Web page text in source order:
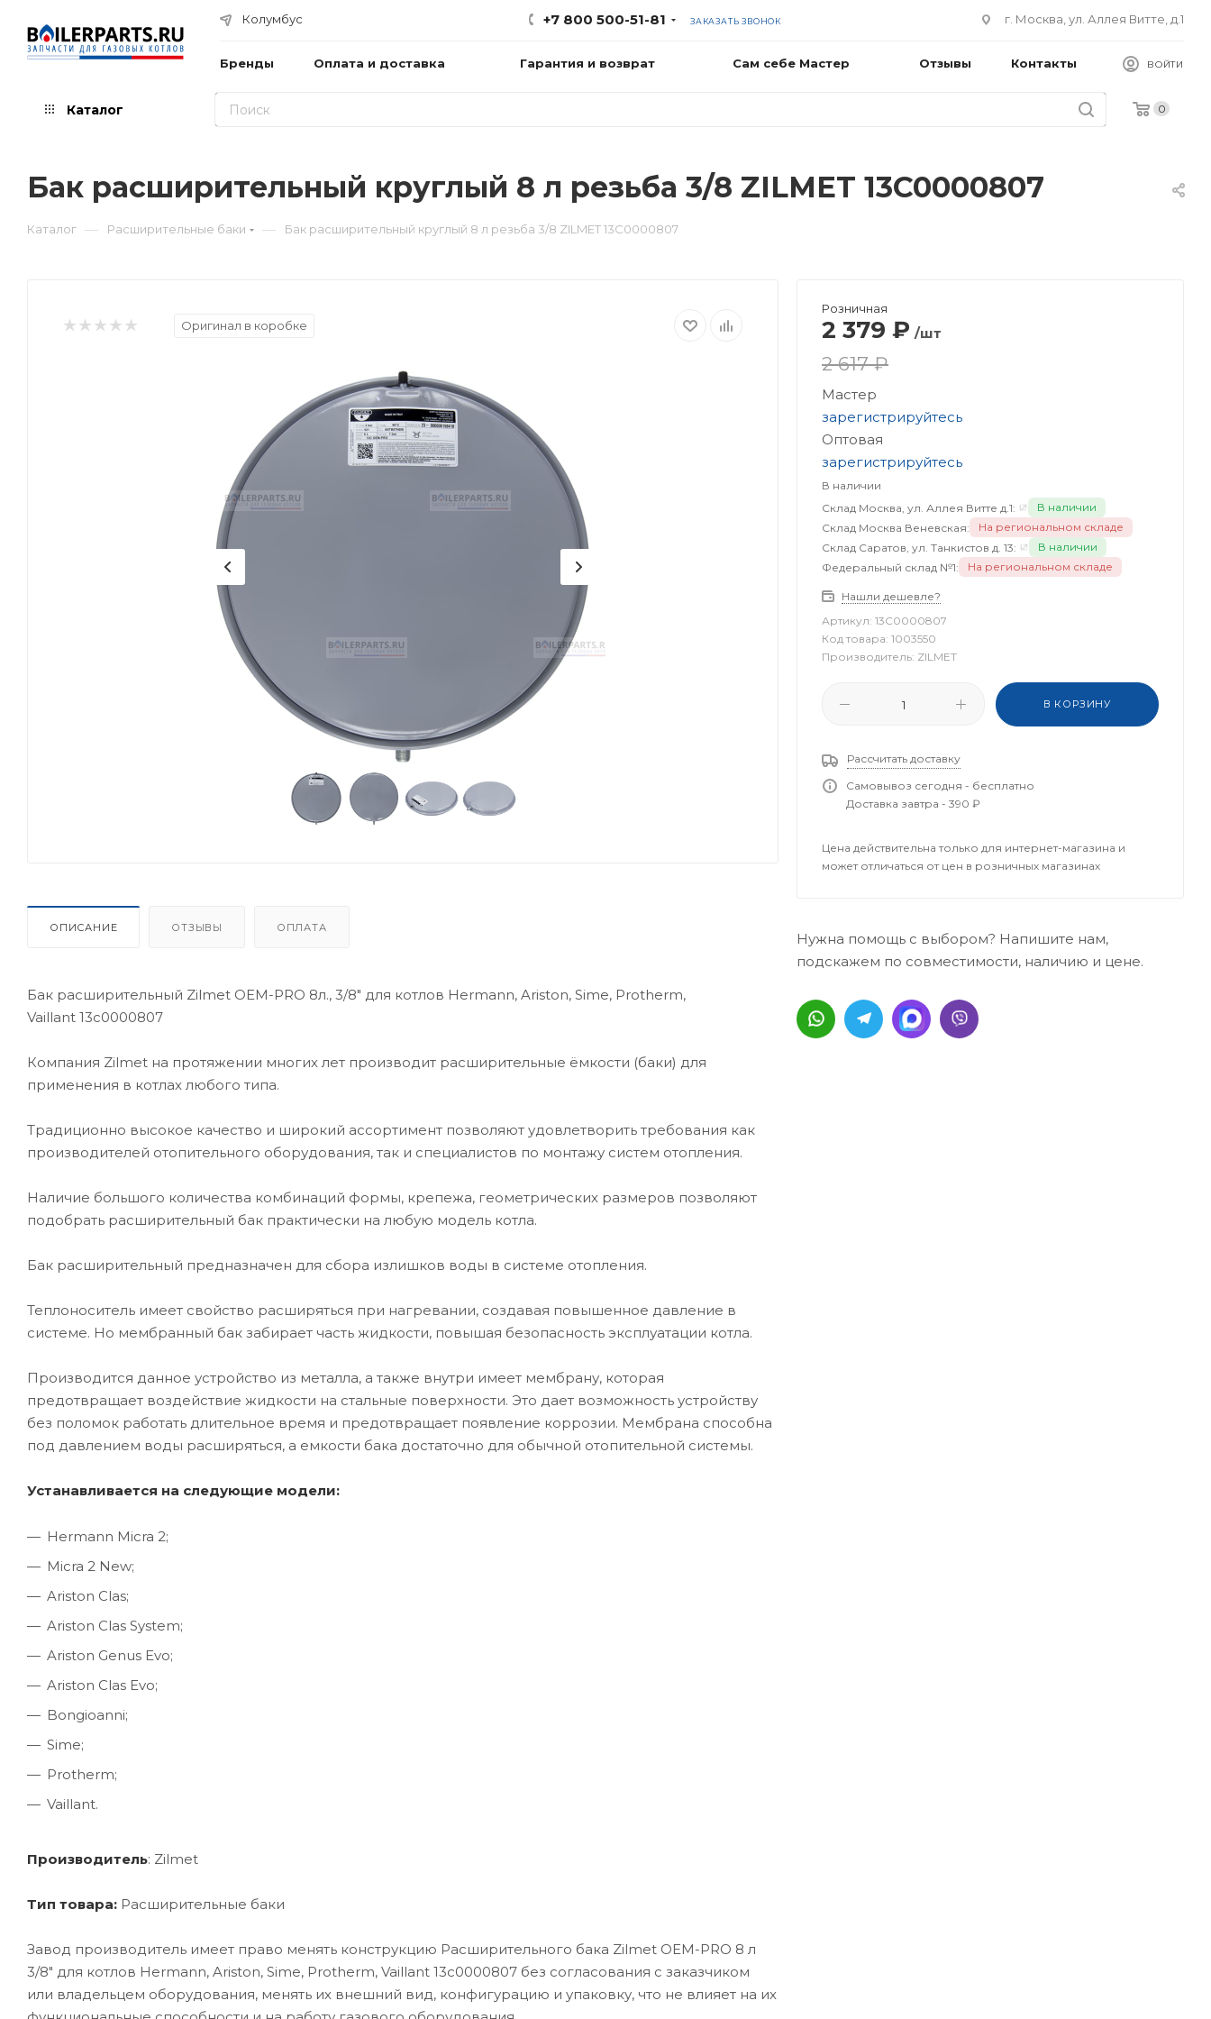
Колумбус +7 800 500-51-81 ЗАКАЗАТЬ ЗВОНОК г. Москва, ул. Аллея Витте, д.1
Бренды Оплата и доставка Гарантия и возврат Сам себе Мастер Отзывы Контакты ВОЙТИ
Каталог 0
Бак расширительный круглый 8 л резьба 3/8 ZILMET 13C0000807
Каталог — Расширительные баки — Бак расширительный круглый 8 л резьба 3/8 ZILMET 13C0000807
Оригинал в коробке
ОПИСАНИЕ ОТЗЫВЫ ОПЛАТА
Бак расширительный Zilmet OEM-PRO 8л., 3/8" для котлов Hermann, Ariston, Sime, Protherm,
Vaillant 13c0000807
Компания Zilmet на протяжении многих лет производит расширительные ёмкости (баки) для
применения в котлах любого типа.
Традиционно высокое качество и широкий ассортимент позволяют удовлетворить требования как
производителей отопительного оборудования, так и специалистов по монтажу систем отопления.
Наличие большого количества комбинаций формы, крепежа, геометрических размеров позволяют
подобрать расширительный бак практически на любую модель котла.
Бак расширительный предназначен для сбора излишков воды в системе отопления.
Теплоноситель имеет свойство расширяться при нагревании, создавая повышенное давление в
системе. Но мембранный бак забирает часть жидкости, повышая безопасность эксплуатации котла.
Производится данное устройство из металла, а также внутри имеет мембрану, которая
предотвращает воздействие жидкости на стальные поверхности. Это дает возможность устройству
без поломок работать длительное время и предотвращает появление коррозии. Мембрана способна
под давлением воды расширяться, а емкости бака достаточно для обычной отопительной системы.
Устанавливается на следующие модели:
Hermann Micra 2;
Micra 2 New;
Ariston Clas;
Ariston Clas System;
Ariston Genus Evo;
Ariston Clas Evo;
Bongioanni;
Sime;
Protherm;
Vaillant.
Производитель: Zilmet
Тип товара: Расширительные баки
Завод производитель имеет право менять конструкцию Расширительного бака Zilmet OEM-PRO 8 л
3/8" для котлов Hermann, Ariston, Sime, Protherm, Vaillant 13c0000807 без согласования с заказчиком
или владельцем оборудования, менять их внешний вид, конфигурацию и упаковку, что не влияет на их
Розничная
2 379 ₽ /шт
2 617 ₽
Мастер
зарегистрируйтесь
Оптовая
зарегистрируйтесь
В наличии
Склад Москва, ул. Аллея Витте д.1:
В наличии
Склад Москва Веневская:
На региональном складе
Склад Саратов, ул. Танкистов д. 13:
В наличии
Федеральный склад №1:
На региональном складе
Нашли дешевле?
Артикул: 13C0000807
Код товара: 1003550
Производитель: ZILMET
В КОРЗИНУ
Рассчитать доставку
Самовывоз сегодня - бесплатно
Доставка завтра - 390 ₽
Цена действительна только для интернет-магазина и
может отличаться от цен в розничных магазинах
Нужна помощь с выбором? Напишите нам,
подскажем по совместимости, наличию и цене.